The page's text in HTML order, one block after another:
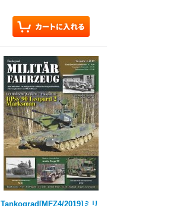
Tankograd [MFZ4/2019]ミリ